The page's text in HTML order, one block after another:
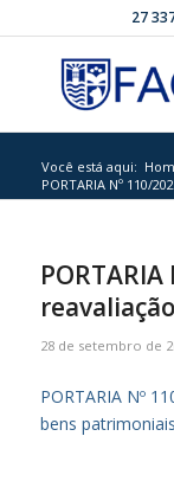
27
Você está aqui:
PORTARIA Nº 110/
28 de setembro de
PORTARIA Nº
bens patrimoniais